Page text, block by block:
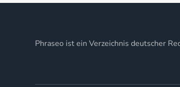
Phraseo ist ein Verzeichnis deutscher